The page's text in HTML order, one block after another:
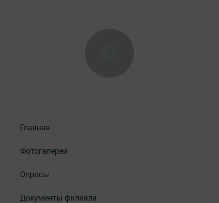
Главная
Фотогалереи
Опросы
Документы филиала